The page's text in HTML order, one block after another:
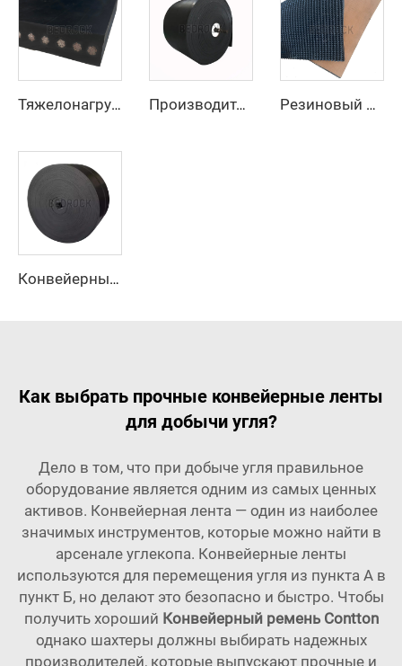
Тяжелонагруженный стальной канатный конвейерный ремень для транспортировки цемента и карьерных сыпучих материалов на большие расстояния Производитель, поставщик, тяжелый резиновый конвейерный ремень со стальным тросом для горнодобывающей промышленности Резиновый конвейерный ремень с шероховатой верхней поверхностью
Конвейерные ленты маслостойкие, разработанные производителем, с регулируемой скоростью, новинка
Как выбрать прочные конвейерные ленты
для добычи угля?
Дело в том, что при добыче угля правильное
оборудование является одним из самых ценных
активов. Конвейерная лента — один из наиболее
значимых инструментов, которые можно найти в
арсенале углекопа. Конвейерные ленты
используются для перемещения угля из пункта А в
пункт Б, но делают это безопасно и быстро. Чтобы
получить хороший Конвейерный ремень Contton
однако шахтеры должны выбирать надежных
производителей, которые выпускают прочные и